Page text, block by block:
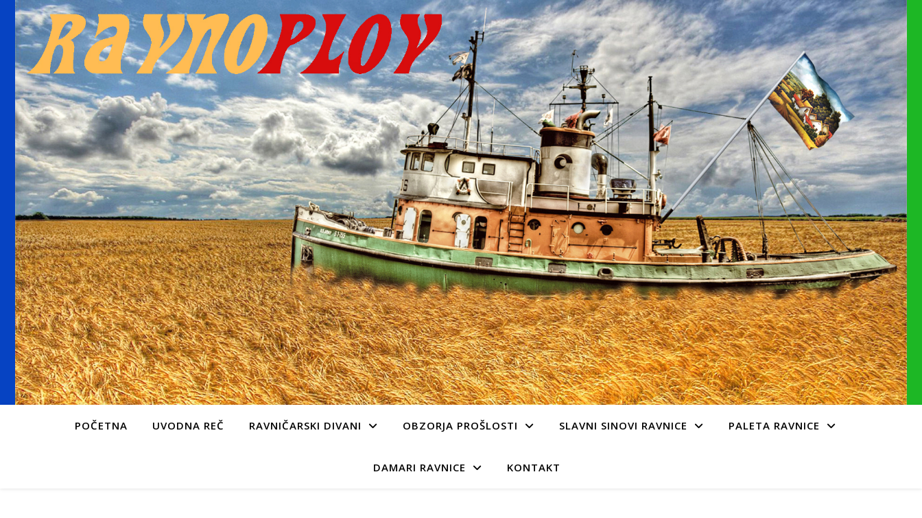
POČETNA UVODNA REČ RAVNIČARSKI DIVANI OBZORJA PROŠLOSTI SLAVNI SINOVI RAVNICE PALETA RAVNICE
DAMARI RAVNICE KONTAKT